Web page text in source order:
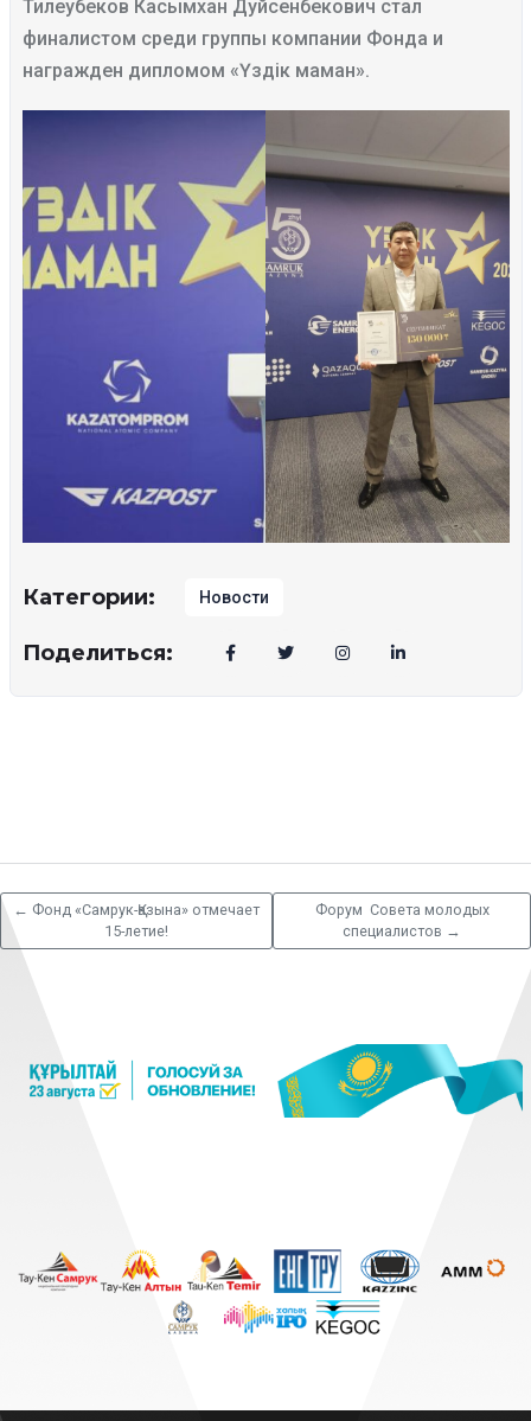
Тилеубеков Касымхан Дуйсенбекович стал
финалистом среди группы компании Фонда и
награжден дипломом «Үздік маман».
Категории: Новости
Поделиться:
← Фонд «Самрук-Қазына» отмечает
15-летие!
Форум Совета молодых
специалистов →